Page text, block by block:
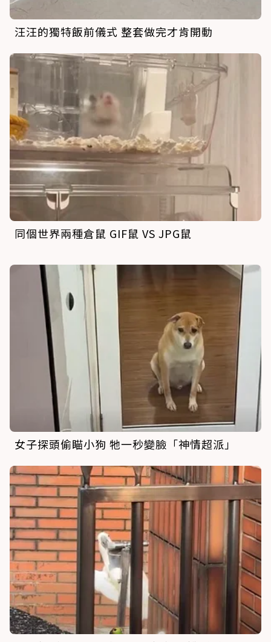
汪汪的獨特飯前儀式 整套做完才肯開動
同個世界兩種倉鼠 GIF鼠 VS JPG鼠
女子探頭偷瞄小狗 牠一秒變臉「神情超派」